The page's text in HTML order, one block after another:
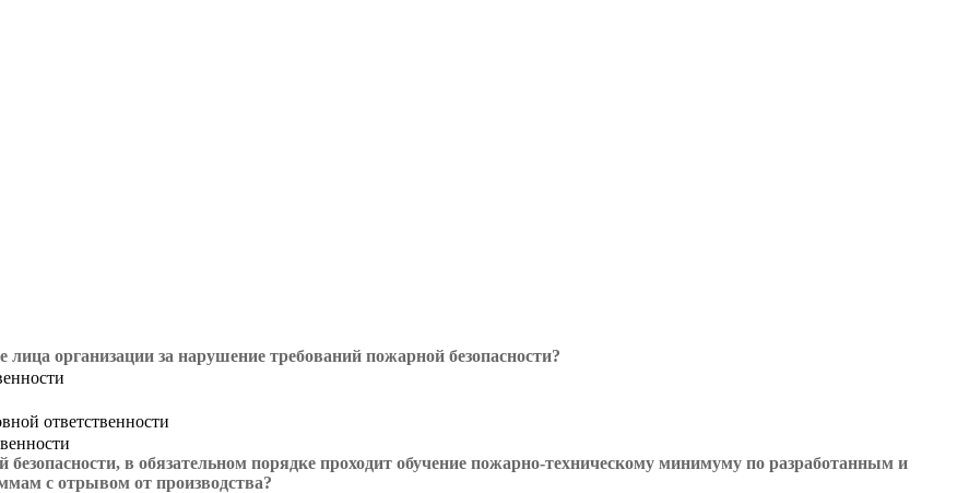
организации за нарушение требований пожарной безопасности?
ответственности
в обязательном порядке проходит обучение пожарно-техническому минимуму по разработанным и
с отрывом от производства?